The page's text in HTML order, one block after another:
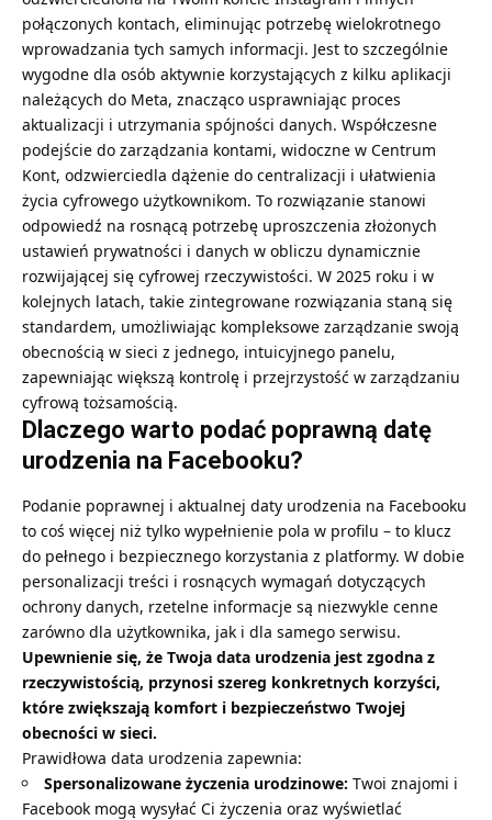
połączonych kontach, eliminując potrzebę wielokrotnego
wprowadzania tych samych informacji. Jest to szczególnie
wygodne dla osób aktywnie korzystających z kilku aplikacji
należących do Meta, znacząco usprawniając proces
aktualizacji i utrzymania spójności danych. Współczesne
podejście do zarządzania kontami, widoczne w Centrum
Kont, odzwierciedla dążenie do centralizacji i ułatwienia
życia cyfrowego użytkownikom. To rozwiązanie stanowi
odpowiedź na rosnącą potrzebę uproszczenia złożonych
ustawień prywatności i danych w obliczu dynamicznie
rozwijającej się cyfrowej rzeczywistości. W 2025 roku i w
kolejnych latach, takie zintegrowane rozwiązania staną się
standardem, umożliwiając kompleksowe zarządzanie swoją
obecnością w sieci z jednego, intuicyjnego panelu,
zapewniając większą kontrolę i przejrzystość w zarządzaniu
cyfrową tożsamością.
Dlaczego warto podać poprawną datę
urodzenia na Facebooku?
Podanie poprawnej i aktualnej daty urodzenia na Facebooku
to coś więcej niż tylko wypełnienie pola w profilu – to klucz
do pełnego i bezpiecznego korzystania z platformy. W dobie
personalizacji treści i rosnących wymagań dotyczących
ochrony danych, rzetelne informacje są niezwykle cenne
zarówno dla użytkownika, jak i dla samego serwisu.
Upewnienie się, że Twoja data urodzenia jest zgodna z
rzeczywistością, przynosi szereg konkretnych korzyści,
które zwiększają komfort i bezpieczeństwo Twojej
obecności w sieci.
Prawidłowa data urodzenia zapewnia:
Spersonalizowane życzenia urodzinowe: Twoi znajomi i
Facebook mogą wysyłać Ci życzenia oraz wyświetlać